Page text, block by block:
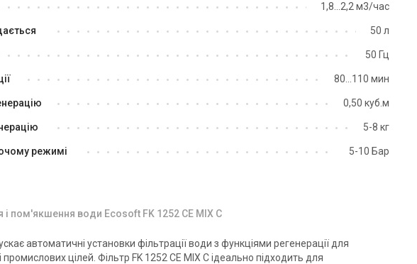
Ecosoft FK2472CE15
Ecosoft FK4272CE2
1,8...2,2 м3/час
50 л
50 Гц
80...110 мин
0,50 куб.м
5-8 кг
режимі 5-10 Бар
і пом'якшення води Ecosoft FK 1252 CE MIX C
автоматичні установки фільтрації води з функціями регенерації для
цілей. Фільтр FK 1252 CE MIX C ідеально підходить для